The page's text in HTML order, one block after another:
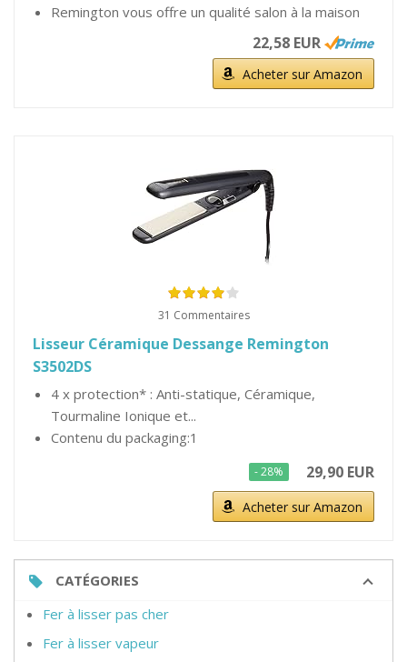
Remington vous offre un qualité salon à la maison
22,58 EUR
Acheter sur Amazon
31 Commentaires
Lisseur Céramique Dessange Remington
S3502DS
4 x protection* : Anti-statique, Céramique,
Tourmaline Ionique et...
Contenu du packaging:1
- 28% 29,90 EUR
Acheter sur Amazon
CATÉGORIES
Fer à lisser pas cher
Fer à lisser vapeur